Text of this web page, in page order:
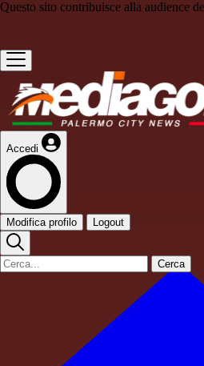
Questo sito contribuisce alla audience de
Accedi
Modifica profilo Logout
Cerca